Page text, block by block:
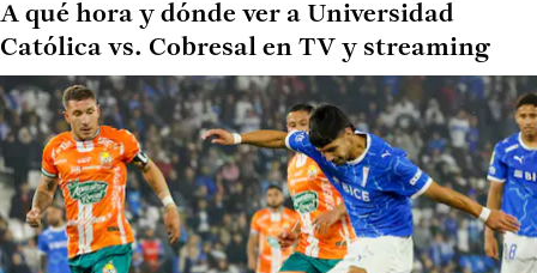
A qué hora y dónde ver a Universidad
Católica vs. Cobresal en TV y streaming